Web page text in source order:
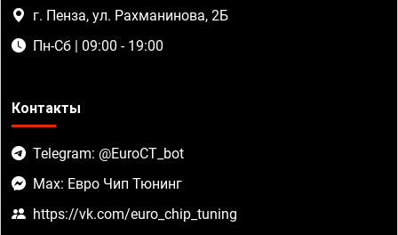
г. Пенза, ул. Рахманинова, 2Б
Пн-Сб | 09:00 - 19:00
Контакты
Telegram: @EuroCT_bot
Max: Евро Чип Тюнинг
https://vk.com/euro_chip_tuning